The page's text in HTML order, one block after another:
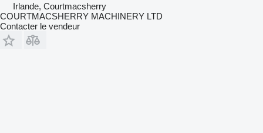
Irlande, Courtmacsherry
COURTMACSHERRY MACHINERY LTD
Contacter le vendeur